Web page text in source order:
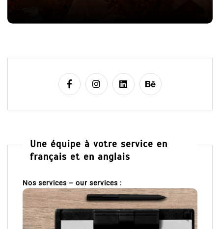
Une équipe à votre service en
français et en anglais
Nos services – our services :